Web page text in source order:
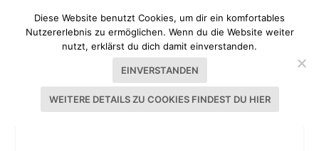
GIMP TUTORIAL 1
Diese Website benutzt Cookies, um dir ein komfortables
Nutzererlebnis zu ermöglichen. Wenn du die Website weiter
nutzt, erklärst du dich damit einverstanden.
EINVERSTANDEN
WEITERE DETAILS ZU COOKIES FINDEST DU HIER